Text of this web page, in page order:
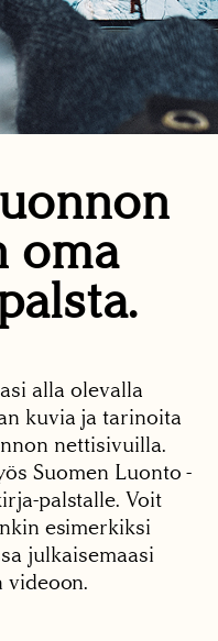
oma
alla olevalla
kuvia ja tarinoita
nettisivuilla.
Suomen Luonto -
palstalle. Voit
esimerkiksi
julkaisemaasi
videoon.